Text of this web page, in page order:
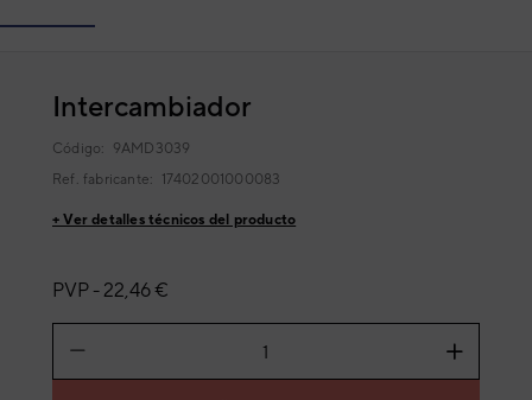
Intercambiador
Código: 9AMD3039
Ref. fabricante: 17402001000083
+ Ver detalles técnicos del producto
PVP - 22,46 €